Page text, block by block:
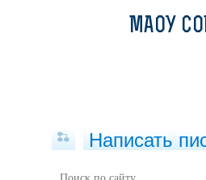
МАОУ
Написать